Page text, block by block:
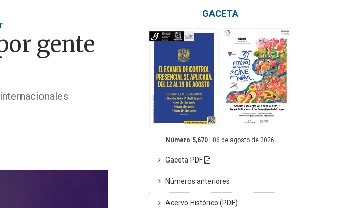
gente
GACETA
Número 5,670 | 06 de agosto de 2026
Gaceta PDF
Números anteriores
Acervo Histórico (PDF)